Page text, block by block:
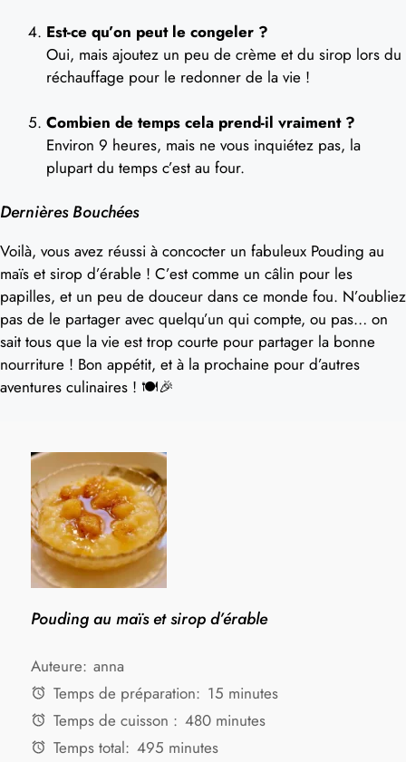
Est-ce qu’on peut le congeler ?
Oui, mais ajoutez un peu de crème et du sirop lors du
réchauffage pour le redonner de la vie !
Combien de temps cela prend-il vraiment ?
Environ 9 heures, mais ne vous inquiétez pas, la
plupart du temps c’est au four.
Dernières Bouchées
Voilà, vous avez réussi à concocter un fabuleux Pouding au
maïs et sirop d’érable ! C’est comme un câlin pour les
papilles, et un peu de douceur dans ce monde fou. N’oubliez
pas de le partager avec quelqu’un qui compte, ou pas… on
sait tous que la vie est trop courte pour partager la bonne
nourriture ! Bon appétit, et à la prochaine pour d’autres
aventures culinaires ! 🍽️🎉
Pouding au maïs et sirop d’érable
Auteure: anna
Temps de préparation: 15 minutes
Temps de cuisson : 480 minutes
Temps total: 495 minutes